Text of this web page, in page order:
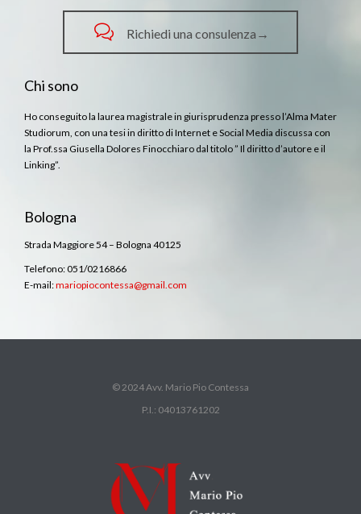
 Richiedi una consulenza→
Chi sono
Ho conseguito la laurea magistrale in giurisprudenza presso l’Alma Mater
Studiorum, con una tesi in diritto di Internet e Social Media discussa con
la Prof.ssa Giusella Dolores Finocchiaro dal titolo ” Il diritto d’autore e il
Linking”.
Bologna
Strada Maggiore 54 – Bologna 40125
Telefono: 051/0216866
E-mail:mariopiocontessa@gmail.com
© 2024 Avv. Mario Pio Contessa
P.I.: 04013761202